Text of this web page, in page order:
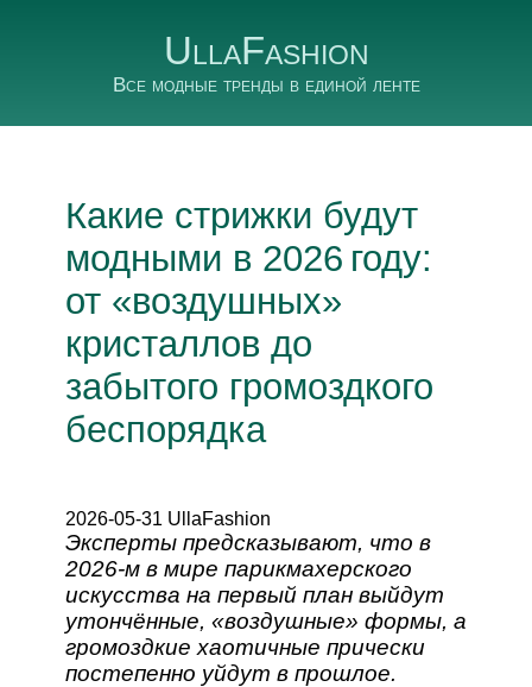
UllaFashion
Все модные тренды в единой ленте
Какие стрижки будут
модными в 2026 году:
от «воздушных»
кристаллов до
забытого громоздкого
беспорядка
2026-05-31 UllaFashion
Эксперты предсказывают, что в
2026‑м в мире парикмахерского
искусства на первый план выйдут
утончённые, «воздушные» формы, а
громоздкие хаотичные прически
постепенно уйдут в прошлое.